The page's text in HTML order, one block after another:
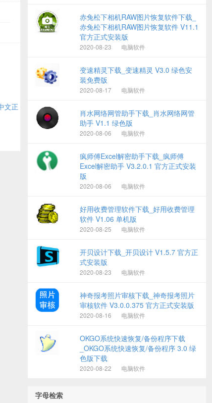
文正
赤兔松下相机RAW图片恢复软件下载_
赤兔松下相机RAW图片恢复软件 V11.1
官方正式安装版
2020-08-23 电脑软件
变速精灵下载_变速精灵 V3.0 绿色安
装免费版
2020-08-17 电脑软件
肖水网络网管助手下载_肖水网络网管
助手 V1.1 绿色版
2020-08-06 电脑软件
疯师傅Excel解密助手下载_疯师傅
Excel解密助手 V3.2.0.1 官方正式安装
版
2020-08-06 电脑软件
好用收费管理软件下载_好用收费管理
软件 V1.06 单机版
2020-08-25 电脑软件
开贝设计下载_开贝设计 V1.5.7 官方正
式安装版
2020-08-23 电脑软件
神奇报考照片审核下载_神奇报考照片
审核软件 V3.0.0.375 官方正式安装版
2020-08-16 电脑软件
OKGO系统快速恢复/备份程序下载
_OKGO系统快速恢复/备份程序 3.0 绿
色版下载
2020-08-22 电脑软件
字母检索